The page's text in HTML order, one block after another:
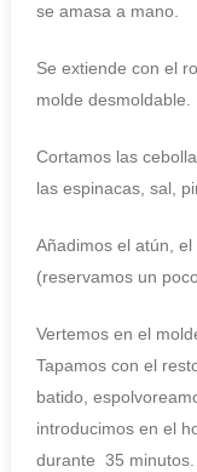
se amasa a mano.
Se extiende con el
molde desmoldable.
Cortamos las
las espinacas, sal,
Añadimos el atún,
(reservamos un
Vertemos en el
Tapamos con el
batido,
introducimos en el
durante 35 minutos.